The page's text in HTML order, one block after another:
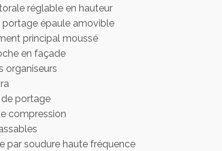
réglable en hauteur
portage épaule amovible
principal moussé
en façade
organiseurs
de portage
compression
par soudure haute fréquence